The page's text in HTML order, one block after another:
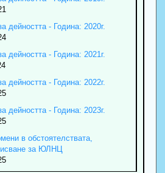
дейността - Година: 2020г.
дейността - Година: 2021г.
дейността - Година: 2022г.
дейността - Година: 2023г.
в обстоятелствата,
за ЮЛНЦ